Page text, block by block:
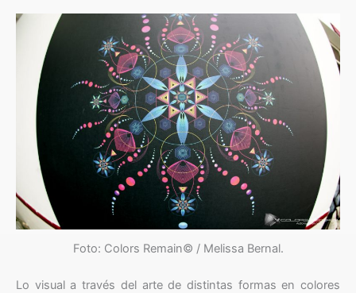
Foto: Colors Remain© / Melissa Bernal.
Lo visual a través del arte de distintas formas en colores